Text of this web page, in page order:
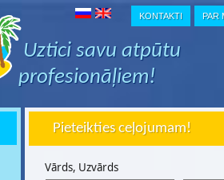
KONTAKTI PAR
Uztici savu atpūtu
profesionāļiem!
Pieteikties ceļojumam!
Vārds, Uzvārds